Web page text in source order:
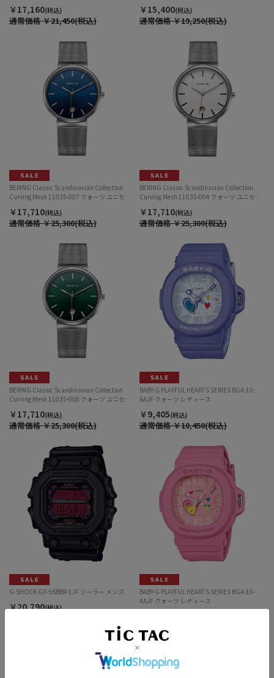
￥17,160(税込)
通常価格￥21,450(税込)
￥15,400(税込)
通常価格￥19,250(税込)
BERING Classic Scandinavian Collection
Curving Mesh 11035-007 クォーツ ユニセッ
￥17,710(税込)
通常価格￥25,300(税込)
BERING Classic Scandinavian Collection
Curving Mesh 11035-004 クォーツ ユニセッ
￥17,710(税込)
通常価格￥25,300(税込)
BERING Classic Scandinavian Collection
Curving Mesh 11035-008 クォーツ ユニセッ
￥17,710(税込)
通常価格￥25,300(税込)
BABY-G PLAYFUL HEARTS SERIES BGA-10-
6AJF クォーツ レディース
￥9,405(税込)
通常価格￥10,450(税込)
G-SHOCK GX-56BBR-1JF ソーラー メンズ
￥20,790(税込)
BABY-G PLAYFUL HEARTS SERIES BGA-10-
4AJF クォーツ レディース
通常価格